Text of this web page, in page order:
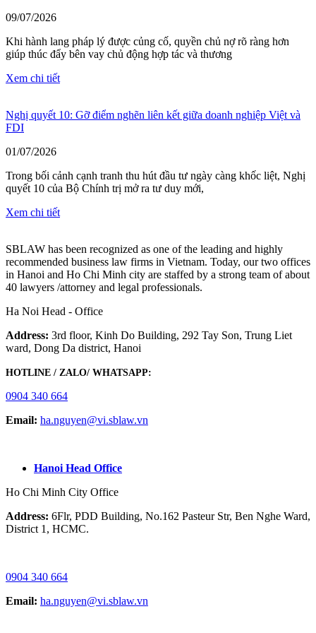
09/07/2026
Khi hành lang pháp lý được củng cố, quyền chủ nợ rõ ràng hơn
giúp thúc đẩy bên vay chủ động hợp tác và thương
Xem chi tiết
Nghị quyết 10: Gỡ điểm nghẽn liên kết giữa doanh nghiệp Việt và
FDI
01/07/2026
Trong bối cảnh cạnh tranh thu hút đầu tư ngày càng khốc liệt, Nghị
quyết 10 của Bộ Chính trị mở ra tư duy mới,
Xem chi tiết
SBLAW has been recognized as one of the leading and highly
recommended business law firms in Vietnam. Today, our two offices
in Hanoi and Ho Chi Minh city are staffed by a strong team of about
40 lawyers /attorney and legal professionals.
Ha Noi Head - Office
Address: 3rd floor, Kinh Do Building, 292 Tay Son, Trung Liet
ward, Dong Da district, Hanoi
HOTLINE / ZALO/ WHATSAPP:
0904 340 664
Email: ha.nguyen@vi.sblaw.vn
Hanoi Head Office
Ho Chi Minh City Office
Address: 6Flr, PDD Building, No.162 Pasteur Str, Ben Nghe Ward,
District 1, HCMC.
0904 340 664
Email: ha.nguyen@vi.sblaw.vn